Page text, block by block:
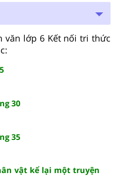
văn lớp 6 Kết nối tri thức
30
35
vật kể lại một truyện